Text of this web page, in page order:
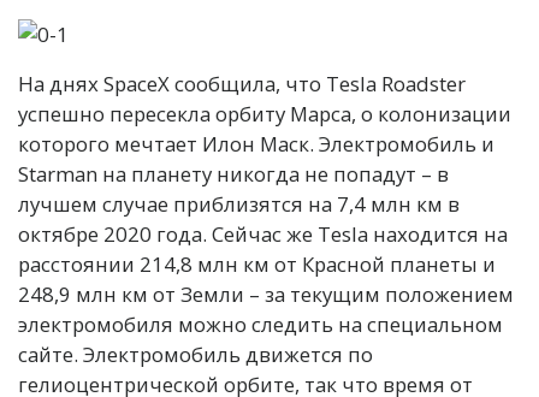
На днях SpaceX сообщила, что Tesla Roadster
успешно пересекла орбиту Марса, о колонизации
которого мечтает Илон Маск. Электромобиль и
Starman на планету никогда не попадут – в
лучшем случае приблизятся на 7,4 млн км в
октябре 2020 года. Сейчас же Tesla находится на
расстоянии 214,8 млн км от Красной планеты и
248,9 млн км от Земли – за текущим положением
электромобиля можно следить на специальном
сайте. Электромобиль движется по
гелиоцентрической орбите, так что время от